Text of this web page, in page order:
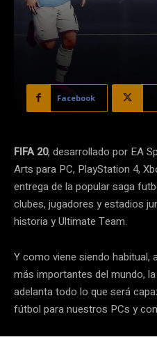
Facebook
FIFA 20, desarrollado por EA
Arts para PC, PlayStation 4,
entrega de la popular saga
clubes, jugadores y estadios
historia y Ultimate Team.
Y como viene siendo habitual,
más importantes del mundo,
adelanta todo lo que será
fútbol para nuestros PCs y